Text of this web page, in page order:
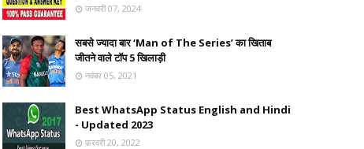
जनवरी 07, 2024
सबसे ज्यादा बार ‘Man of The Series’ का खिताब
जीतने वाले टॉप 5 खिलाड़ी
नवंबर 05, 2021
Best WhatsApp Status English and Hindi
- Updated 2023
फ़रवरी 20, 2022